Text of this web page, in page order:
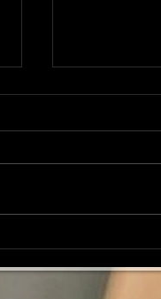
【7/1〜7/7
『ちゃぼの
ゼントの